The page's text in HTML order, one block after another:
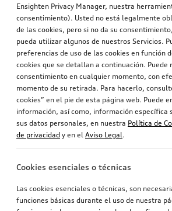
Ensighten Privacy Manager, nuestra
consentimiento). Usted no está legalmente
de las cookies, pero si no da su
pueda utilizar algunos de nuestros Servicios.
preferencias de uso de las cookies en función
cookies que se detallan a continuación. Puede
consentimiento en cualquier momento, con
momento de su retirada. Para hacerlo,
cookies” en el pie de esta página web. Puede
información, así como, información específica
sus datos personales, en nuestra Política de
de privacidad y en el Aviso Legal.
Cookies esenciales o técnicas
Las cookies esenciales o técnicas, son
funciones básicas durante el uso de nuestra